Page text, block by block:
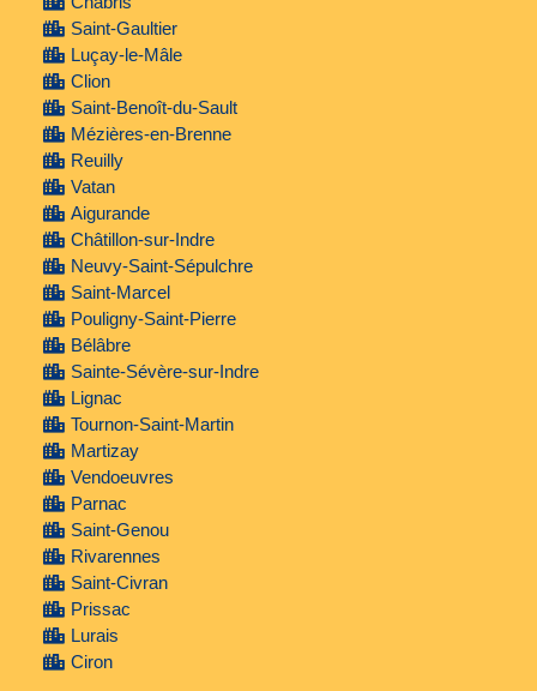
Saint-Gaultier
Luçay-le-Mâle
Clion
Saint-Benoît-du-Sault
Mézières-en-Brenne
Reuilly
Vatan
Aigurande
Châtillon-sur-Indre
Neuvy-Saint-Sépulchre
Saint-Marcel
Pouligny-Saint-Pierre
Bélâbre
Sainte-Sévère-sur-Indre
Lignac
Tournon-Saint-Martin
Martizay
Vendoeuvres
Parnac
Saint-Genou
Rivarennes
Saint-Civran
Prissac
Lurais
Ciron